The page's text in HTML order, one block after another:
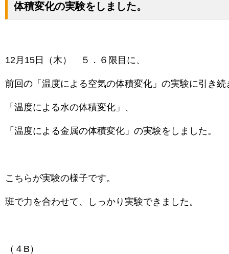
体積変化の実験をしました。
12月15日（木） ５．６限目に、
前回の「温度による空気の体積変化」の実験に引き続
「温度による水の体積変化」、
「温度による金属の体積変化」の実験をしました。
こちらが実験の様子です。
班で力を合わせて、しっかり実験できました。
（４B）